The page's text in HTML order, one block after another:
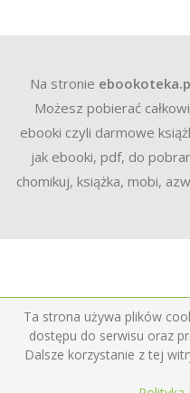
Ta strona używa plików
dostępu do serwisu oraz
Dalsze korzystanie z tej
Na stronie
Możesz pobierać
ebooki czyli darmowe
jak ebooki, pdf, do
chomikuj, książka, mobi,